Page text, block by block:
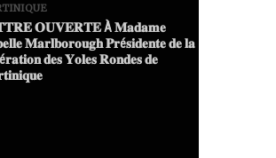
𝐎𝐔𝐕𝐄𝐑𝐓𝐄 À 𝐌𝐚𝐝𝐚𝐦𝐞
𝐌𝐚𝐫𝐥𝐛𝐨𝐫𝐨𝐮𝐠𝐡 𝐏𝐫é𝐬𝐢𝐝𝐞𝐧𝐭𝐞 𝐝𝐞 𝐥𝐚
𝐝𝐞𝐬 𝐘𝐨𝐥𝐞𝐬 𝐑𝐨𝐧𝐝𝐞𝐬 𝐝𝐞